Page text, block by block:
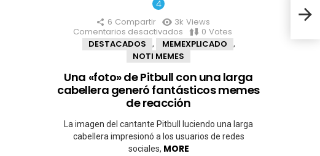
6 Compartir 3k Views
Comentarios desactivados en
Una
«foto»
de
con
una
larga
cabellera
generó
fantásticos
memes
de
0 Votes
DESTACADOS
, MEMEXPLICADO ,
NOTI MEMES
Una «foto» de Pitbull con una larga
cabellera generó fantásticos memes
de reacción
La imagen del cantante Pitbull luciendo una larga
cabellera impresionó a los usuarios de redes
sociales, MORE